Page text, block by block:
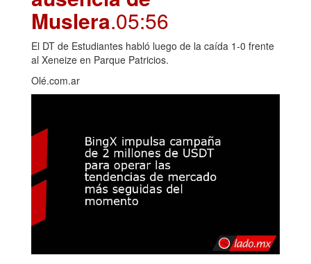
Muslera.05:56
El DT de Estudiantes habló luego de la caída 1-0 frente
al Xeneize en Parque Patricios.
Olé.com.ar